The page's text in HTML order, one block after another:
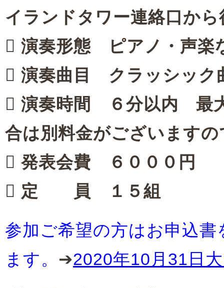
イランドタワー連絡口から
 演奏形態 ピアノ・声楽
 演奏曲目 クラッシック
 演奏時間 ６分以内 最
合は別料金がございます
 発表会費 ６０００円
 定 員 １５組
参加ご希望の方はお申込
ます。 ➔2020年10月31日